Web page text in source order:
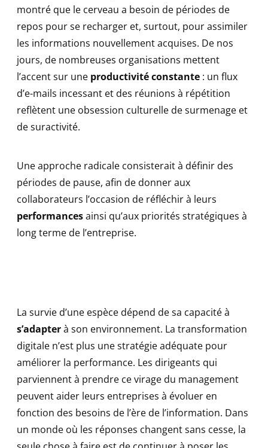
montré que le cerveau a besoin de périodes de
repos pour se recharger et, surtout, pour assimiler
les informations nouvellement acquises. De nos
jours, de nombreuses organisations mettent
l’accent sur une productivité constante : un flux
d’e-mails incessant et des réunions à répétition
reflètent une obsession culturelle de surmenage et
de suractivité.
Une approche radicale consisterait à définir des
périodes de pause, afin de donner aux
collaborateurs l’occasion de réfléchir à leurs
performancesainsi qu’aux priorités stratégiques à
long terme de l’entreprise.
La survie d’une espèce dépend de sa capacité à
s’adapterà son environnement. La transformation
digitale n’est plus une stratégie adéquate pour
améliorer la performance. Les dirigeants qui
parviennent à prendre ce virage du management
peuvent aider leurs entreprises à évoluer en
fonction des besoins de l’ère de l’information. Dans
un monde où les réponses changent sans cesse, la